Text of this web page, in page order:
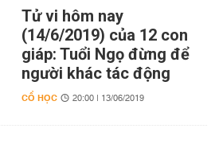
Tử vi hôm nay
(14/6/2019) của 12 con
giáp: Tuổi Ngọ đừng để
người khác tác động
CỔ HỌC 20:00 | 13/06/2019